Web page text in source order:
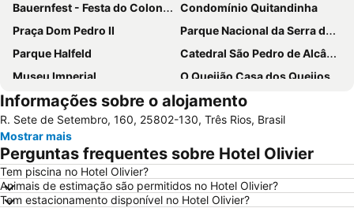
Bauernfest - Festa do Colono Alemão
Condomínio Quitandinha
Praça Dom Pedro II
Parque Nacional da Serra dos Órgãos
Parque Halfeld
Catedral São Pedro de Alcântara
Museu Imperial
O Queijão Casa dos Queijos
Informações sobre o alojamento
R. Sete de Setembro, 160, 25802-130, Três Rios, Brasil
Mostrar mais
Perguntas frequentes sobre Hotel Olivier
Tem piscina no Hotel Olivier?
Animais de estimação são permitidos no Hotel Olivier?
Tem estacionamento disponível no Hotel Olivier?